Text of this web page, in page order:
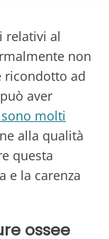
relativi al
non
ricondotto ad
aver
sono molti
alla qualità
questa
e la carenza
ossee